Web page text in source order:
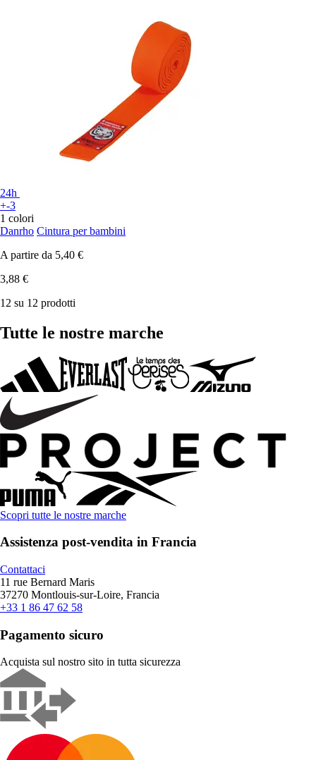
24h
+-3
1 colori
Danrho Cintura per bambini
A partire da 5,40 €
3,88 €
12 su 12 prodotti
Tutte le nostre marche
Scopri tutte le nostre marche
Assistenza post-vendita in Francia
Contattaci
11 rue Bernard Maris
37270 Montlouis-sur-Loire, Francia
+33 1 86 47 62 58
Pagamento sicuro
Acquista sul nostro sito in tutta sicurezza